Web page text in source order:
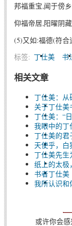
邦福重宝,闻于傍
仰福帝居,阳曜阴
(5)又如:福德(符
标签: 丁仕美 书
相关文章
丁仕美：从
关于丁仕
丁仕美：“
我眼中的丁
丁仕美的君
天使乎，白
丁仕美先生
纸上的太极
书者丁仕美
我所认识和
或许你会